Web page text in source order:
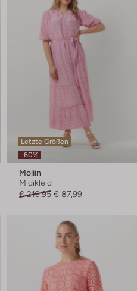
Letzte Größen
-60%
Moliin
Midikleid
€ 219,95 € 87,99